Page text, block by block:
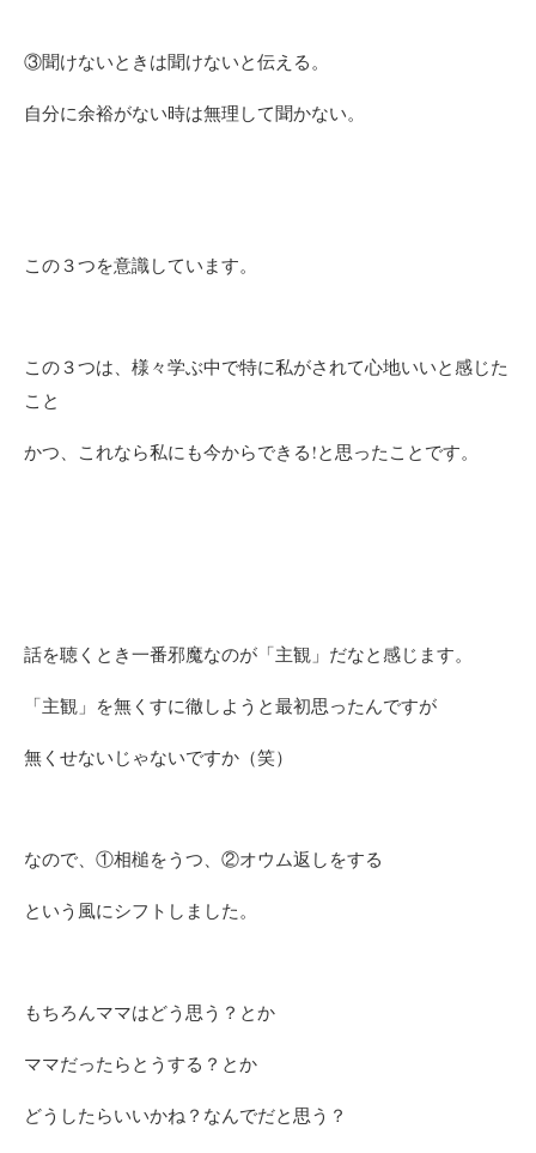
③聞けないときは聞けないと伝える。
自分に余裕がない時は無理して聞かない。
この３つを意識しています。
この３つは、様々学ぶ中で特に私がされて心地いいと感じた
こと
かつ、これなら私にも今からできる!と思ったことです。
話を聴くとき一番邪魔なのが「主観」だなと感じます。
「主観」を無くすに徹しようと最初思ったんですが
無くせないじゃないですか（笑）
なので、①相槌をうつ、②オウム返しをする
という風にシフトしました。
もちろんママはどう思う？とか
ママだったらとうする？とか
どうしたらいいかね？なんでだと思う？